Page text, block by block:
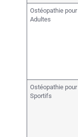
Ostéopathie pour
Adultes
Ostéopathie pour
Sportifs